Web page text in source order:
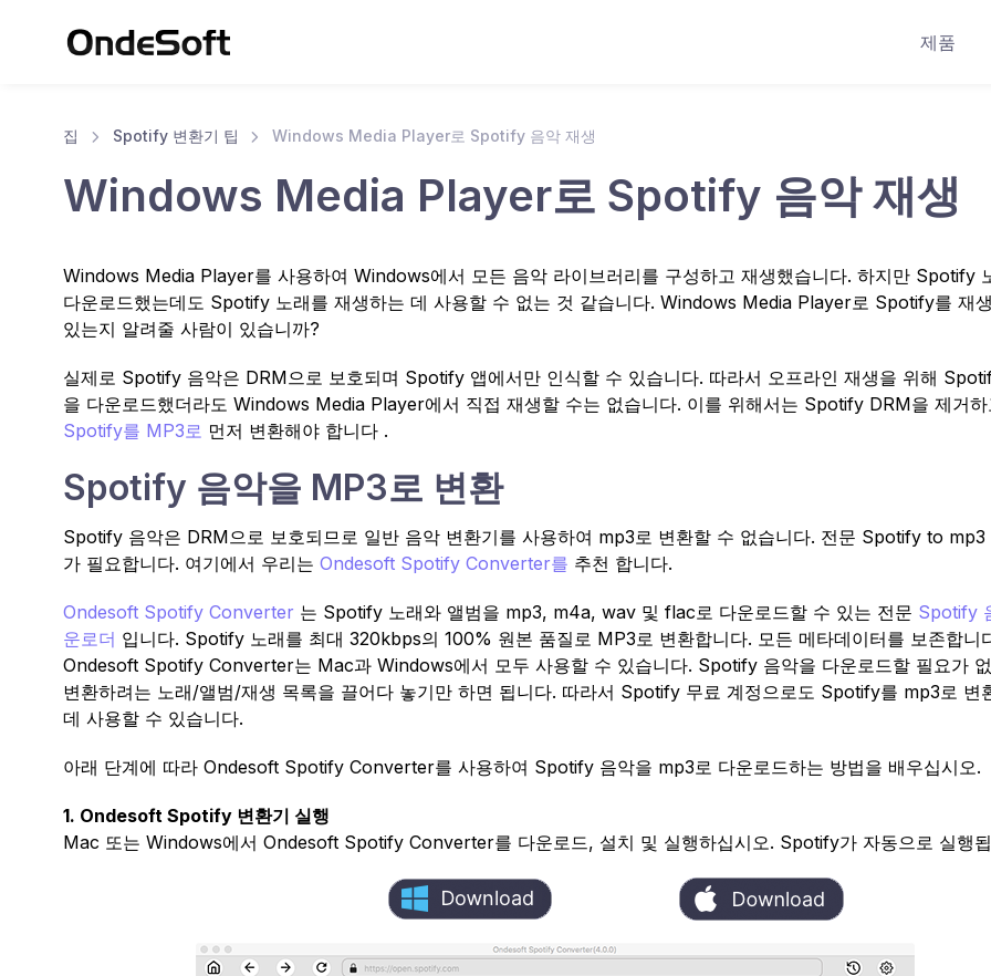
제품
집 Spotify 변환기 팁 Windows Media Player로 Spotify 음악 재생
Windows Media Player로 Spotify 음악 재생
Windows Media Player를 사용하여 Windows에서 모든 음악 라이브러리를 구성하고 재생했습니다. 하지만 Spotify
다운로드했는데도 Spotify 노래를 재생하는 데 사용할 수 없는 것 같습니다. Windows Media Player로 Spotify를 재
있는지 알려줄 사람이 있습니까?
실제로 Spotify 음악은 DRM으로 보호되며 Spotify 앱에서만 인식할 수 있습니다. 따라서 오프라인 재생을 위해
을 다운로드했더라도 Windows Media Player에서 직접 재생할 수는 없습니다. 이를 위해서는 Spotify DRM을 제거하
Spotify를 MP3로 먼저 변환해야 합니다 .
Spotify 음악을 MP3로 변환
Spotify 음악은 DRM으로 보호되므로 일반 음악 변환기를 사용하여 mp3로 변환할 수 없습니다. 전문 Spotify to mp3
가 필요합니다. 여기에서 우리는 Ondesoft Spotify Converter를 추천 합니다.
Ondesoft Spotify Converter 는 Spotify 노래와 앨범을 mp3, m4a, wav 및 flac로 다운로드할 수 있는 전문 Spotify
운로더 입니다. Spotify 노래를 최대 320kbps의 100% 원본 품질로 MP3로 변환합니다. 모든 메타데이터를 보존합니
Ondesoft Spotify Converter는 Mac과 Windows에서 모두 사용할 수 있습니다. Spotify 음악을 다운로드할 필요가
변환하려는 노래/앨범/재생 목록을 끌어다 놓기만 하면 됩니다. 따라서 Spotify 무료 계정으로도 Spotify를 mp3로 변
데 사용할 수 있습니다.
아래 단계에 따라 Ondesoft Spotify Converter를 사용하여 Spotify 음악을 mp3로 다운로드하는 방법을 배우십시오.
1. Ondesoft Spotify 변환기 실행
Mac 또는 Windows에서 Ondesoft Spotify Converter를 다운로드, 설치 및 실행하십시오. Spotify가 자동으로 실행